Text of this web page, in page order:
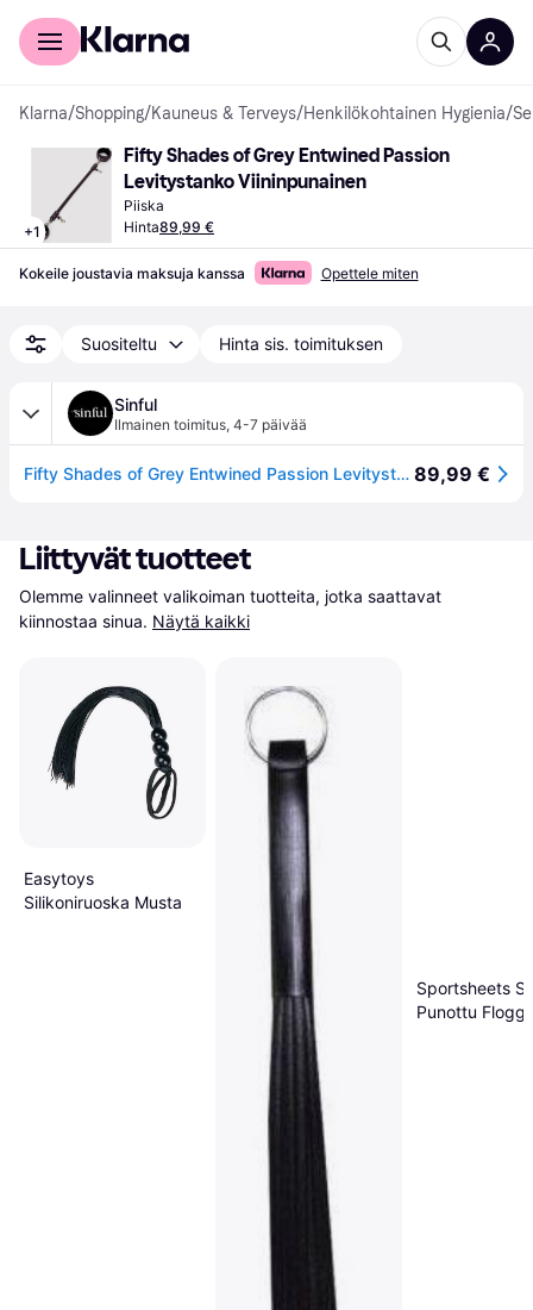
Kuluttajille
Klarna/Shopping/Kauneus & Terveys/Henkilökohtainen Hygienia/
+1
Fifty Shades of Grey Entwined Passion
Levitystanko Viininpunainen
Piiska
Hinta89,99 €
Kokeile joustavia maksuja kanssa Opettele miten
Suositeltu Hinta sis. toimituksen
Sinful
Ilmainen toimitus, 4-7 päivää
Fifty Shades of Grey Entwined Passion Levitystanko - Vii nin pu nai nen 89,99 €
Liittyvät tuotteet
Olemme valinneet valikoiman tuotteita, jotka saattavat
kiinnostaa sinua. Näytä kaikki
Easytoys
Silikoniruoska Musta
Sportsheets
Punottu